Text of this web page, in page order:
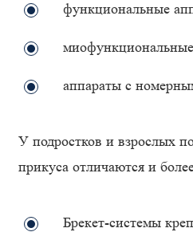
функциональные
аппараты с
У подростков и взрослых
прикуса отличаются и
Брекет-системы